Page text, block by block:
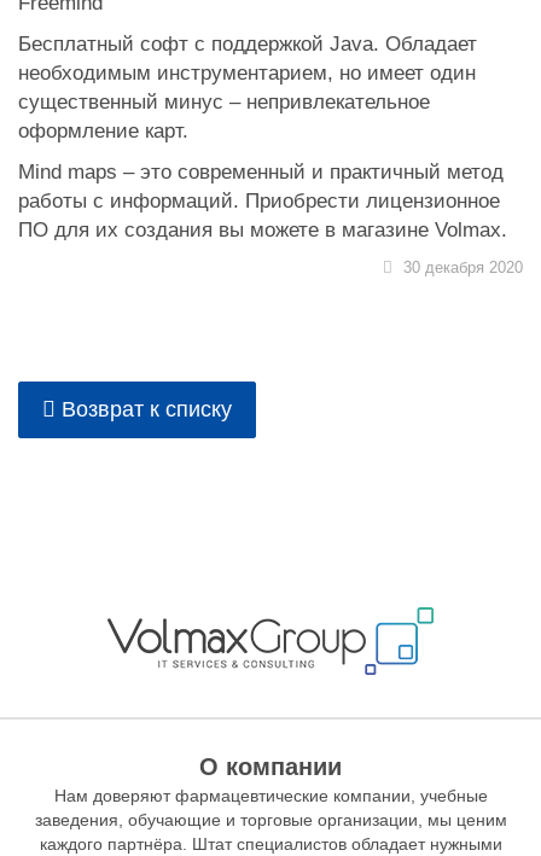
Бесплатный софт с поддержкой Java. Обладает
необходимым инструментарием, но имеет один
существенный минус – непривлекательное
оформление карт.
Mind maps – это современный и практичный метод
работы с информаций. Приобрести лицензионное
ПО для их создания вы можете в магазине Volmax.
30 декабря 2020
Возврат к списку
О компании
Нам доверяют фармацевтические компании, учебные
заведения, обучающие и торговые организации, мы ценим
каждого партнёра. Штат специалистов обладает нужными